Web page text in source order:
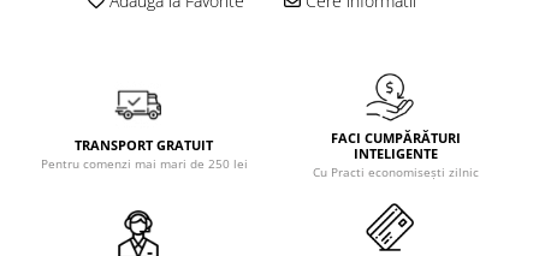
TRANSPORT GRATUIT
Pentru comenzi mai mari de 250 lei
FACI CUMPĂRĂTURI
INTELIGENTE
Cu Practi economisești zilnic